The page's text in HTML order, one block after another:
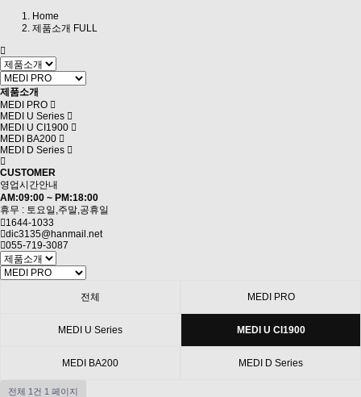
Home
제품소개 FULL
제품소개
MEDI PRO
MEDI U Series
MEDI U CI1900
MEDI BA200
MEDI D Series
CUSTOMER
영업시간안내
AM:09:00 ~ PM:18:00
휴무 : 토요일,주말,공휴일
1644-1033
dic3135@hanmail.net
055-719-3087
전체 MEDI PRO
MEDI U Series MEDI U CI1900
MEDI BA200 MEDI D Series
전체 1건 1 페이지